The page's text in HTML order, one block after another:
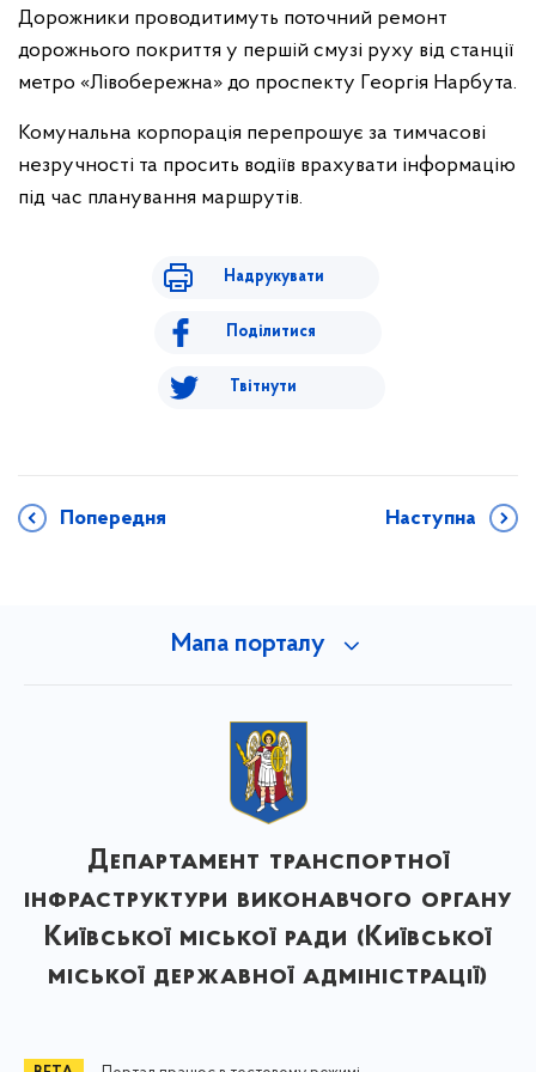
Дорожники проводитимуть поточний ремонт
дорожнього покриття у першій смузі руху від станції
метро «Лівобережна» до проспекту Георгія Нарбута.
Комунальна корпорація перепрошує за тимчасові
незручності та просить водіїв врахувати інформацію
під час планування маршрутів.
Надрукувати
Поділитися
Твітнути
Попередня Наступна
Мапа порталу
Департамент транспортної
інфраструктури виконавчого органу
Київської міської ради (Київської
міської державної адміністрації)